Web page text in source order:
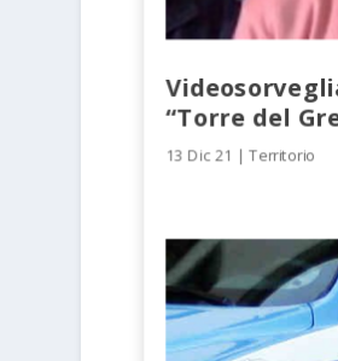
“Torre del
13 Dic 21 |Territorio